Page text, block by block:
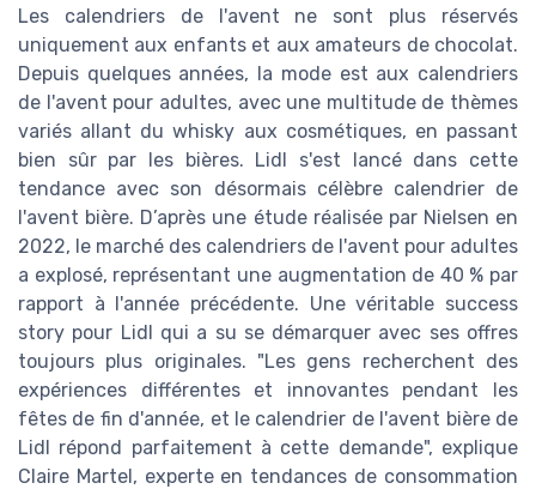
Les calendriers de l'avent ne sont plus réservés
uniquement aux enfants et aux amateurs de chocolat.
Depuis quelques années, la mode est aux calendriers
de l'avent pour adultes, avec une multitude de thèmes
variés allant du whisky aux cosmétiques, en passant
bien sûr par les bières. Lidl s'est lancé dans cette
tendance avec son désormais célèbre calendrier de
l'avent bière. D’après une étude réalisée par Nielsen en
2022, le marché des calendriers de l'avent pour adultes
a explosé, représentant une augmentation de 40 % par
rapport à l'année précédente. Une véritable success
story pour Lidl qui a su se démarquer avec ses offres
toujours plus originales. "Les gens recherchent des
expériences différentes et innovantes pendant les
fêtes de fin d'année, et le calendrier de l'avent bière de
Lidl répond parfaitement à cette demande", explique
Claire Martel, experte en tendances de consommation